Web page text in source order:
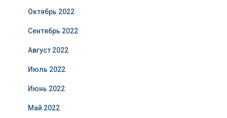
Октябрь 2022
Сентябрь 2022
Август 2022
Июль 2022
Июнь 2022
Май 2022